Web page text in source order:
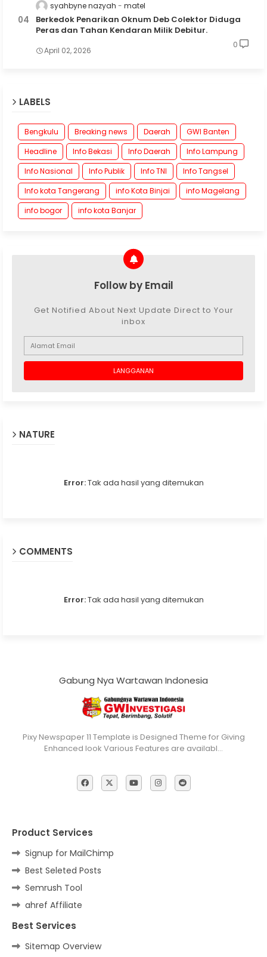
syahbyne nazyah matel
Berkedok Penarikan Oknum Deb Colektor Diduga
Peras dan Tahan Kendaran Milik Debitur.
April 02, 2026
0
LABELS
Bengkulu Breaking news Daerah
GWI Banten
Headline
Info Bekasi Info Daerah
Info Lampung
Info Nasional
Info Publik Info TNI
Info Tangsel
Info kota Tangerang
info Kota Binjai
info Magelang
info bogor
info kota Banjar
Follow by Email
Get Notified About Next Update Direct to Your
inbox
NATURE
Error:Tak ada hasil yang ditemukan
COMMENTS
Error:Tak ada hasil yang ditemukan
Gabung Nya Wartawan Indonesia
Pixy Newspaper 11 Template is Designed Theme for Giving
Enhanced look Various Features are availabl…
Product Services
Signup for MailChimp
Best Seleted Posts
Semrush Tool
ahref Affiliate
Best Services
Sitemap Overview